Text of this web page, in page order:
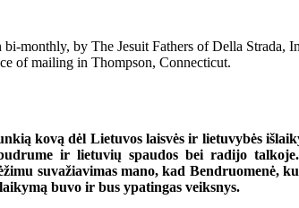
by The Jesuit Fathers of Della Strada,
of mailing in Thompson, Connecticut.
kovą dėl Lietuvos laisvės ir lietuvybės
ir lietuvių spaudos bei radijo
suvažiavimas mano, kad Bendruomenė,
buvo ir bus ypatingas veiksnys.